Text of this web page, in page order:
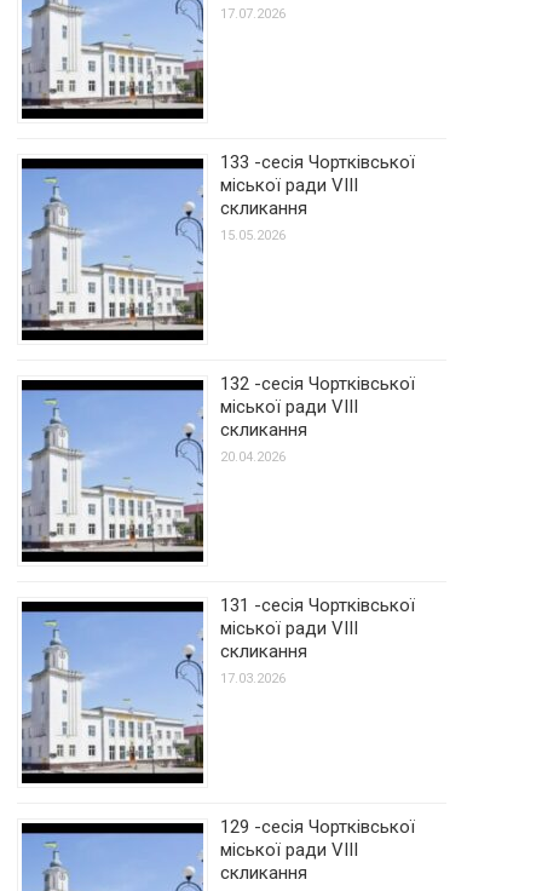
17.07.2026
133 -сесія Чортківської
міської ради VIII
скликання
15.05.2026
132 -сесія Чортківської
міської ради VIII
скликання
20.04.2026
131 -сесія Чортківської
міської ради VIII
скликання
17.03.2026
129 -сесія Чортківської
міської ради VIII
скликання